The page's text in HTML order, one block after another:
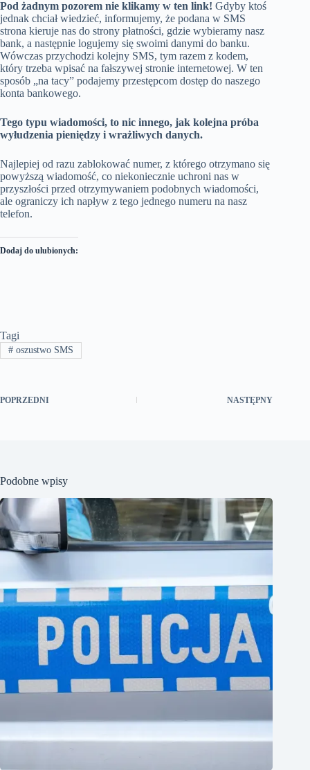
Pod żadnym pozorem nie klikamy w ten link! Gdyby ktoś
jednak chciał wiedzieć, informujemy, że podana w SMS
strona kieruje nas do strony płatności, gdzie wybieramy nasz
bank, a następnie logujemy się swoimi danymi do banku.
Wówczas przychodzi kolejny SMS, tym razem z kodem,
który trzeba wpisać na fałszywej stronie internetowej. W ten
sposób „na tacy” podajemy przestępcom dostęp do naszego
konta bankowego.
Tego typu wiadomości, to nic innego, jak kolejna próba
wyłudzenia pieniędzy i wrażliwych danych.
Najlepiej od razu zablokować numer, z którego otrzymano się
powyższą wiadomość, co niekoniecznie uchroni nas w
przyszłości przed otrzymywaniem podobnych wiadomości,
ale ograniczy ich napływ z tego jednego numeru na nasz
telefon.
Dodaj do ulubionych:
Tagi
#oszustwo SMS
POPRZEDNI NASTĘPNY
Podobne wpisy